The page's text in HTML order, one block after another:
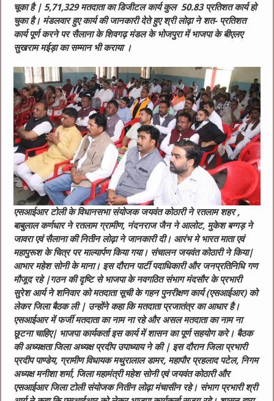
चूका है | 5,71,329 मतदाता का डिजीटल कार्य कुल 50.83 प्रतिशत कार्य हो
चुका है। मंडलवार हुए कार्य की जानकारी देते हुए श्री लोढ़ा ने शत- प्रतिशत
कार्य पूर्ण करने पर सैलाना के शिवगढ़ मंडल के भोजपुरा में भाजपा के बीएलए
सुखराम मईड़ा का सम्मान भी कराया ।
एसआईआर टोली के विधानसभा संयोजक जयवंत कोठारी ने रतलाम शहर ,
बाबुलाल कर्णधार ने रतलाम ग्रामीण, नंदनराज जैन ने आलोट, मुकेश बग्गड़ ने
जावरा एवं सैलाना की नितीन लोढ़ा ने जानकारी दी। आरंभ मे भारत माता एवं
महापुरूश के चित्र पर माल्यार्पण किया गया। संचालन जयवंत कोठारी ने किया|
आभार महेश सोनी के माना। इस दौरान पार्टी पदाधिकारी और जनप्रतिनिधि गण
मौजूद रहे |गठन की दृष्टि से भाजपा के नवगठित संभाग मंदसौर के प्रभारी
सुरेश आर्य ने शनिवार को मतदाता सूची के गहन पुनरीक्षण कार्य (एसआईआर) को
लेकर जिला बैठक ली | उन्होंने कहा कि मतदाता प्रजातंत्र का आधार है।
एसआईआर में फर्जी मतदाता का नाम ना रहे और असल मतदाता का नाम ना
छूटना चाहिए| भाजपा कार्यकर्ता इस कार्य में शासन का पूर्ण सहयोग करे। बैठक
की अध्यक्षता जिला अध्यक्ष प्रदीप उपाध्याय ने की | इस दौरान जिला प्रभारी
प्रदीप पाण्डेय, ग्रामीण विधायक मथुरालाल डामर, महापौर प्रहलाद पटेल, निगम
अध्यक्ष मनीशा शर्मा, जिला महामंत्री महेश सोनी एवं जयवंत कोठारी और
एसआईआर जिला टोली संयोजक नितीन लोढ़ा मंचासीन रहे। संभाग प्रभारी श्री